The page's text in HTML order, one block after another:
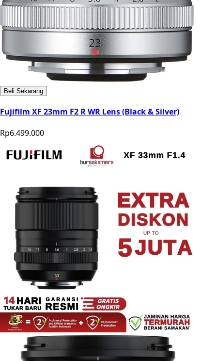
Beli Sekarang
Fujifilm XF 23mm F2 R WR Lens (Black & Silver)
Rp6.499.000